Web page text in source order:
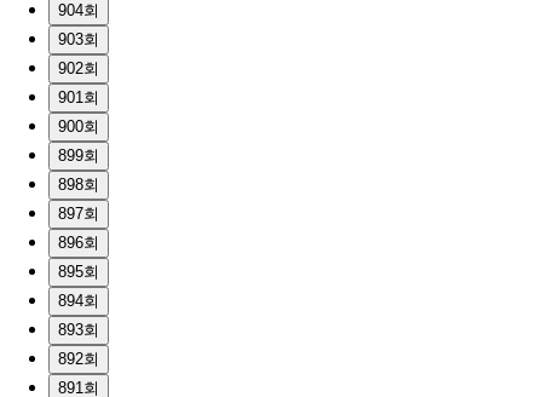
904회
903회
902회
901회
900회
899회
898회
897회
896회
895회
894회
893회
892회
891회